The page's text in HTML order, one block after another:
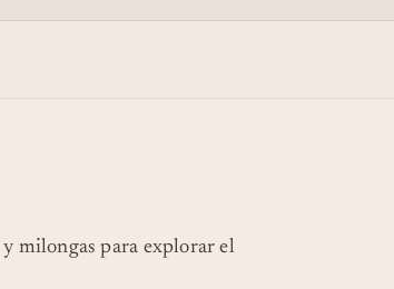
milongas para explorar el